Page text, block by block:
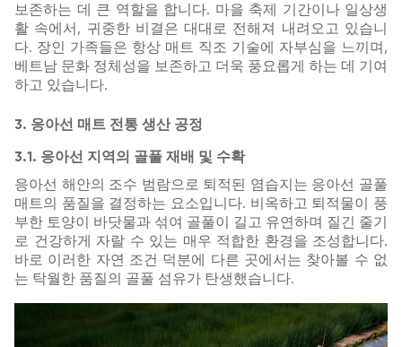
보존하는 데 큰 역할을 합니다. 마을 축제 기간이나 일상생
활 속에서, 귀중한 비결은 대대로 전해져 내려오고 있습니
다. 장인 가족들은 항상 매트 직조 기술에 자부심을 느끼며,
베트남 문화 정체성을 보존하고 더욱 풍요롭게 하는 데 기여
하고 있습니다.
3. 응아선 매트 전통 생산 공정
3.1. 응아선 지역의 골풀 재배 및 수확
응아선 해안의 조수 범람으로 퇴적된 염습지는 응아선 골풀
매트의 품질을 결정하는 요소입니다. 비옥하고 퇴적물이 풍
부한 토양이 바닷물과 섞여 골풀이 길고 유연하며 질긴 줄기
로 건강하게 자랄 수 있는 매우 적합한 환경을 조성합니다.
바로 이러한 자연 조건 덕분에 다른 곳에서는 찾아볼 수 없
는 탁월한 품질의 골풀 섬유가 탄생했습니다.